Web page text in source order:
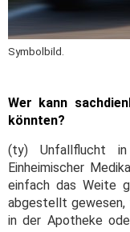
Symbolbild.
Wer kann
könnten?
(ty) Unfallflucht
Einheimischer
einfach das Weite
abgestellt gewesen,
in der Apotheke